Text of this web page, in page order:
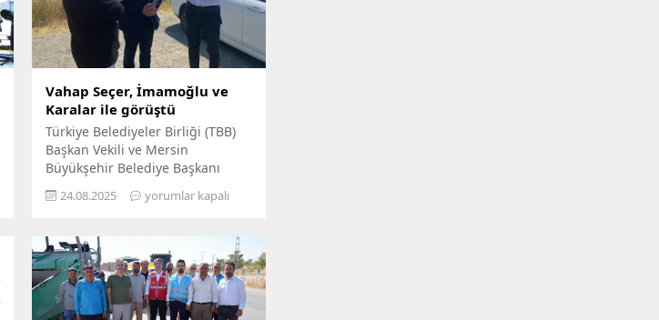
Vahap Seçer, İmamoğlu ve
Karalar ile görüştü
Türkiye Belediyeler Birliği (TBB)
Başkan Vekili ve Mersin
Büyükşehir Belediye Başkanı
Vahap Seçer, Silivri Cezaevi’ndeki
tutuklu belediye başkanlarını
Silivri’de; Cumhuriyet Halk
Partisi’nin (CHP) Cumhurbaşkanı
Adayı ve İstanbul Büyükşehir
Belediye Başkanı Ekrem
İmamoğlu, Adana Büyükşehir
24.08.2025 yorumlar kapalı